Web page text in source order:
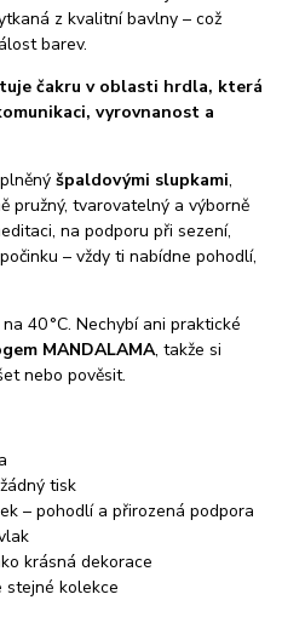
z kvalitní bavlny – což
barev.
čakru v oblasti hrdla, která
vyrovnanost a
špaldovými slupkami,
pružný, tvarovatelný a výborně
na podporu při sezení,
– vždy ti nabídne pohodlí,
40 °C. Nechybí ani praktické
MANDALAMA, takže si
nebo pověsit.
tisk
– pohodlí a přirozená podpora
krásná dekorace
stejné kolekce